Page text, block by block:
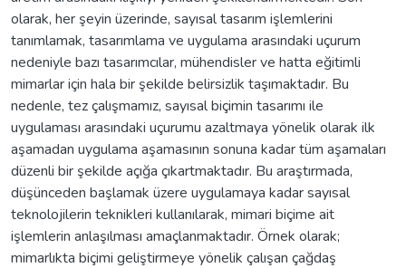
olarak, her şeyin üzerinde, sayısal tasarım işlemlerini
tanımlamak, tasarımlama ve uygulama arasındaki uçurum
nedeniyle bazı tasarımcılar, mühendisler ve hatta eğitimli
mimarlar için hala bir şekilde belirsizlik taşımaktadır. Bu
nedenle, tez çalışmamız, sayısal biçimin tasarımı ile
uygulaması arasındaki uçurumu azaltmaya yönelik olarak ilk
aşamadan uygulama aşamasının sonuna kadar tüm aşamaları
düzenli bir şekilde açığa çıkartmaktadır. Bu araştırmada,
düşünceden başlamak üzere uygulamaya kadar sayısal
teknolojilerin teknikleri kullanılarak, mimari biçime ait
işlemlerin anlaşılması amaçlanmaktadır. Örnek olarak;
mimarlıkta biçimi geliştirmeye yönelik çalışan çağdaş